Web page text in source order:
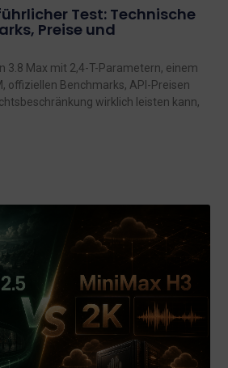
Test: Technische
Preise und
3.8 Max mit 2,4-T-Parametern, einem
offiziellen Benchmarks, API-Preisen
wirklich leisten kann,